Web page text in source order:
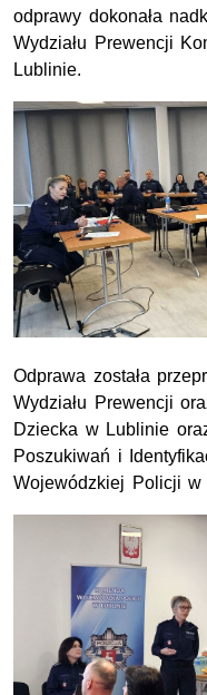
odprawy dokonała
Wydziału Prewencji
Lublinie.
Odprawa została
Wydziału Prewencji
Dziecka w Lublinie
Poszukiwań i
Wojewódzkiej Policji w